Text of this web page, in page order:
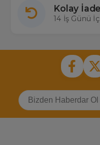
Kolay İade
14 İş Günü